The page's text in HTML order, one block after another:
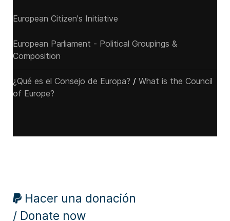
European Citizen's Initiative
European Parliament - Political Groupings &
Composition
¿Qué es el Consejo de Europa? / What is the Council
of Europe?
Hacer una donación
/ Donate now